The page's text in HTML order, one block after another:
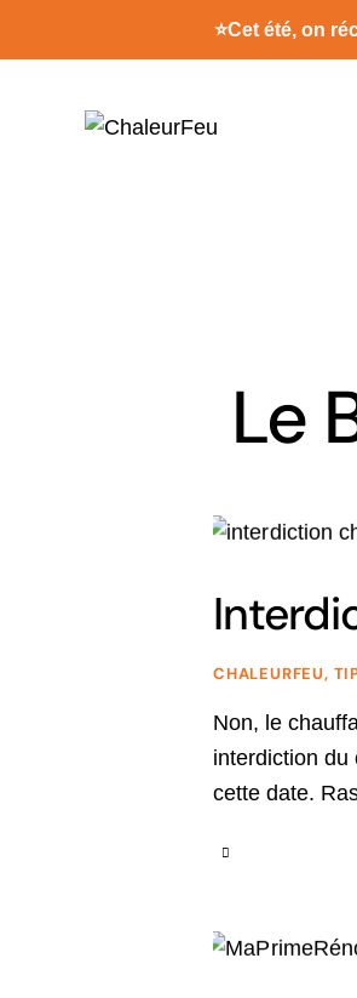
⭐Cet été, on
Le
CHALEURFEU,
Non, le
interdiction du
cette date.